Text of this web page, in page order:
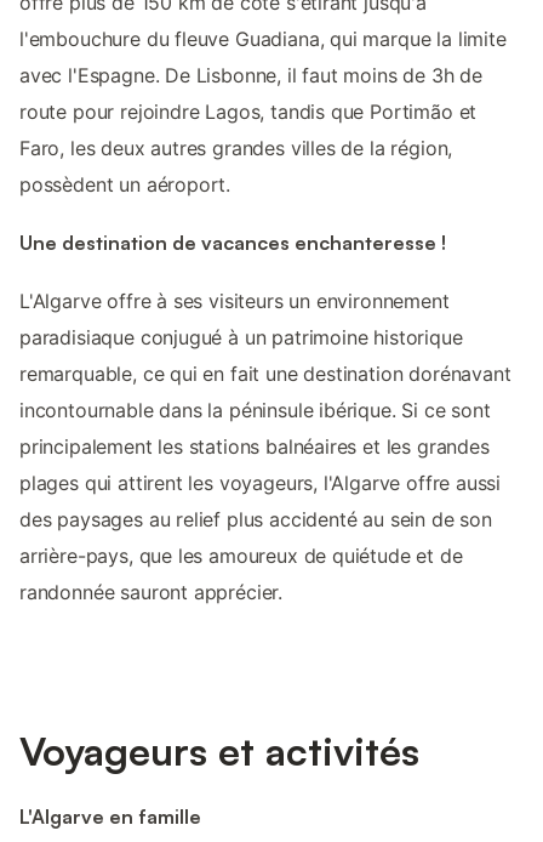
l'embouchure du fleuve Guadiana, qui marque la limite
avec l'Espagne. De Lisbonne, il faut moins de 3h de
route pour rejoindre Lagos, tandis que Portimão et
Faro, les deux autres grandes villes de la région,
possèdent un aéroport.
Une destination de vacances enchanteresse !
L'Algarve offre à ses visiteurs un environnement
paradisiaque conjugué à un patrimoine historique
remarquable, ce qui en fait une destination dorénavant
incontournable dans la péninsule ibérique. Si ce sont
principalement les stations balnéaires et les grandes
plages qui attirent les voyageurs, l'Algarve offre aussi
des paysages au relief plus accidenté au sein de son
arrière-pays, que les amoureux de quiétude et de
randonnée sauront apprécier.
Voyageurs et activités
L'Algarve en famille